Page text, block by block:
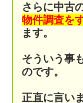
さらに中古
物件調査を
ます。
そういう事
のです。
正直に言い